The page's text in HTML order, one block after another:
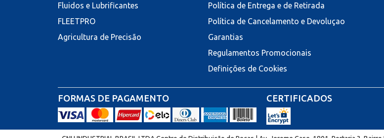
Fluidos e Lubrificantes
FLEETPRO
Agricultura de Precisão
Política de Entrega e de Retirada
Política de Cancelamento e Devoluçao
Garantias
Regulamentos Promocionais
Definições de Cookies
FORMAS DE PAGAMENTO CERTIFICADOS